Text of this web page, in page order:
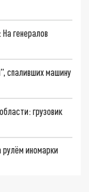
генералов
спаливших машину
грузовик
рулём иномарки